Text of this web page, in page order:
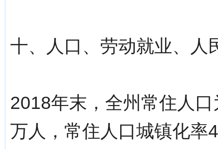
十、人口、劳动就业、人
2018年末，全州常住人
万人，常住人口城镇化